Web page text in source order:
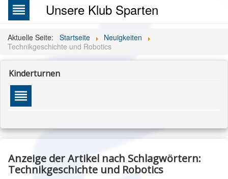
reorder Unsere Klub Sparten
Aktuelle Seite: Startseite
Neuigkeiten
Technikgeschichte und Robotics
Kinderturnen
reorder
Anzeige der Artikel nach Schlagwörtern:
Technikgeschichte und Robotics